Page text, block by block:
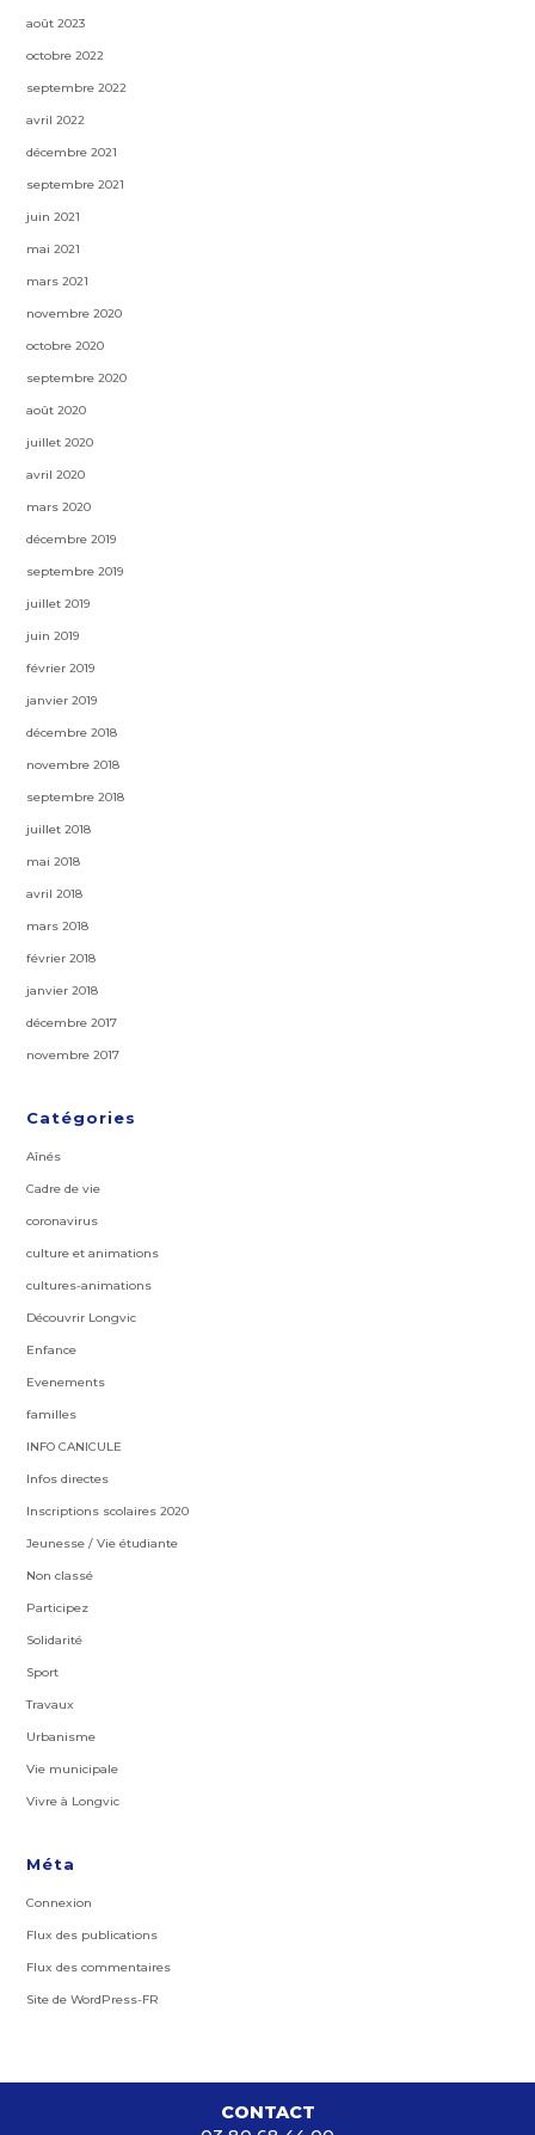
août 2023
octobre 2022
septembre 2022
avril 2022
décembre 2021
septembre 2021
juin 2021
mai 2021
mars 2021
novembre 2020
octobre 2020
septembre 2020
août 2020
juillet 2020
avril 2020
mars 2020
décembre 2019
septembre 2019
juillet 2019
juin 2019
février 2019
janvier 2019
décembre 2018
novembre 2018
septembre 2018
juillet 2018
mai 2018
avril 2018
mars 2018
février 2018
janvier 2018
décembre 2017
novembre 2017
Catégories
Aînés
Cadre de vie
coronavirus
culture et animations
cultures-animations
Découvrir Longvic
Enfance
Evenements
familles
INFO CANICULE
Infos directes
Inscriptions scolaires 2020
Jeunesse / Vie étudiante
Non classé
Participez
Solidarité
Sport
Travaux
Urbanisme
Vie municipale
Vivre à Longvic
Méta
Connexion
Flux des publications
Flux des commentaires
Site de WordPress-FR
CONTACT